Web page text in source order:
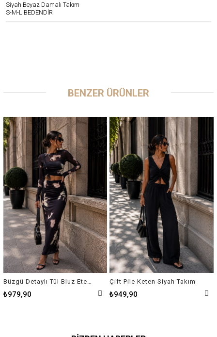
Siyah Beyaz Damalı Takım
S-M-L BEDENDİR
BENZER ÜRÜNLER
₺979,90
Çift Pile Keten Siyah Takım
₺949,90